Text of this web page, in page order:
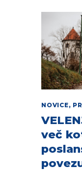
NOVICE,
več